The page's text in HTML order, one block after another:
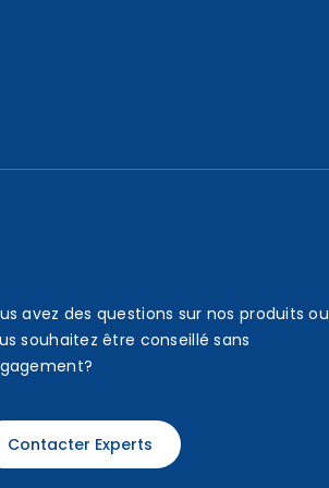
avez des questions sur nos produits ou
souhaitez être conseillé sans
Contacter Experts